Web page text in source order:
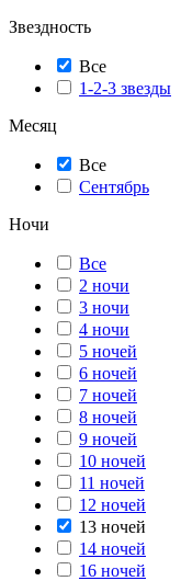
Звездность
Все
1-2-3 звезды
Месяц
Все
Сентябрь
Ночи
Все
2 ночи
3 ночи
4 ночи
5 ночей
6 ночей
7 ночей
8 ночей
9 ночей
10 ночей
11 ночей
12 ночей
13 ночей
14 ночей
16 ночей